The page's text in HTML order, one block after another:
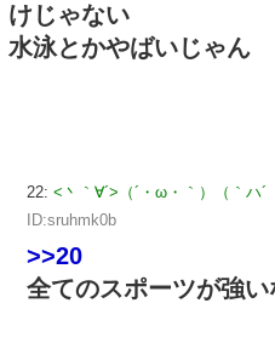
けじゃない
水泳とかやばいじゃん
22: <丶｀∀´>（´・ω・｀）（｀ハ
ID:sruhmk0b
>>20
全てのスポーツが強